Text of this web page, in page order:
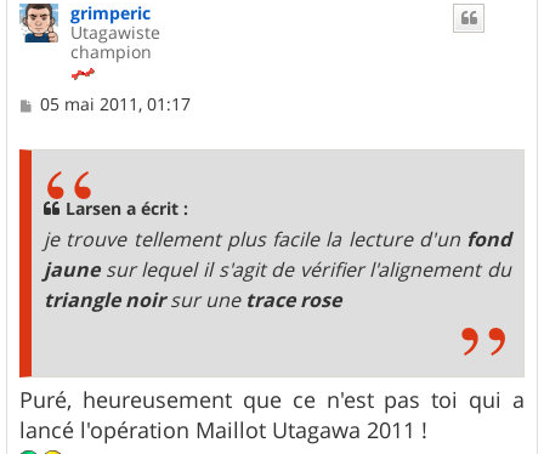
grimperic
Utagawiste
champion
M
05 mai 2011, 01:17
Larsen a écrit :
je trouve tellement plus facile la lecture d'un fond
jaunesur lequel il s'agit de vérifier l'alignement du
triangle noirsur une trace rose
Puré, heureusement que ce n'est pas toi qui a
lancé l'opération Maillot Utagawa 2011 !